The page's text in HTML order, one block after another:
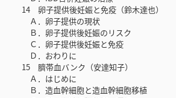
14 卵子提供後妊娠と免疫（鈴木達也）
Ａ．卵子提供の現状
Ｂ．卵子提供後妊娠のリスク
Ｃ．卵子提供後妊娠と免疫
Ｄ．おわりに
15 臍帯血バンク（安達知子）
Ａ．はじめに
Ｂ．造血幹細胞と造血幹細胞移植